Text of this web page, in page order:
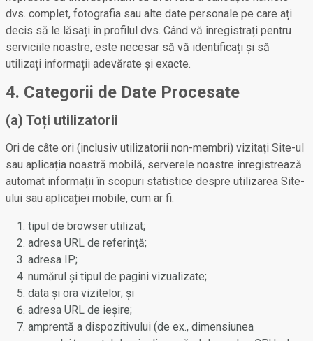
dvs. complet, fotografia sau alte date personale pe care ați
decis să le lăsați în profilul dvs. Când vă înregistrați pentru
serviciile noastre, este necesar să vă identificați și să
utilizați informații adevărate și exacte.
4. Categorii de Date Procesate
(a) Toți utilizatorii
Ori de câte ori (inclusiv utilizatorii non-membri) vizitați Site-ul
sau aplicația noastră mobilă, serverele noastre înregistrează
automat informații în scopuri statistice despre utilizarea Site-
ului sau aplicației mobile, cum ar fi:
tipul de browser utilizat;
adresa URL de referință;
adresa IP;
numărul și tipul de pagini vizualizate;
data și ora vizitelor; și
adresa URL de ieșire;
amprentă a dispozitivului (de ex., dimensiunea